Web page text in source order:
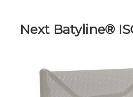
Next Batyline®